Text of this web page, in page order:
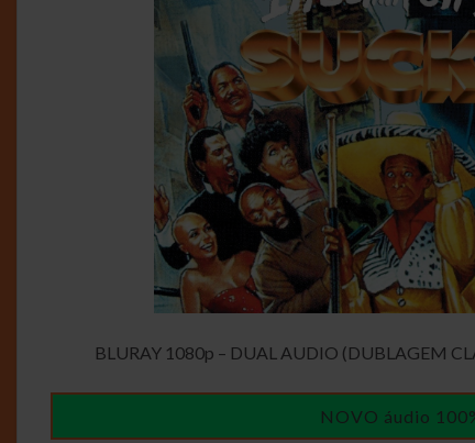
BLURAY 1080p – DUAL AUDIO (DUBLAGEM
NOVO áudio